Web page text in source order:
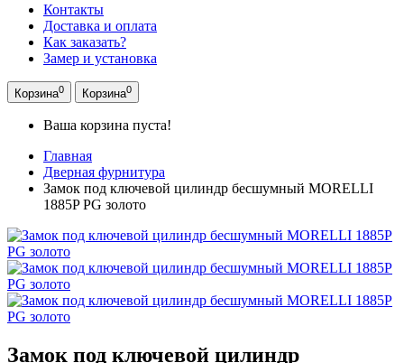
Контакты
Доставка и оплата
Как заказать?
Замер и установка
Корзина0 Корзина0
Ваша корзина пуста!
Главная
Дверная фурнитура
Замок под ключевой цилиндр бесшумный MORELLI
1885P PG золото
Замок под ключевой цилиндр